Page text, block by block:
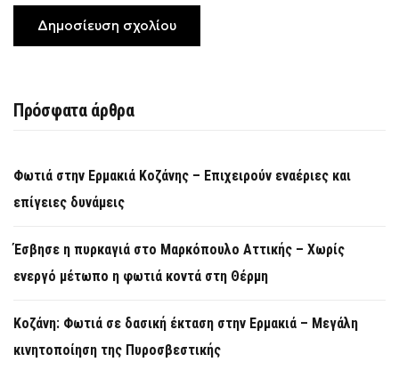
Πρόσφατα άρθρα
Φωτιά στην Ερμακιά Κοζάνης – Επιχειρούν εναέριες και
επίγειες δυνάμεις
Έσβησε η πυρκαγιά στο Μαρκόπουλο Αττικής – Χωρίς
ενεργό μέτωπο η φωτιά κοντά στη Θέρμη
Κοζάνη: Φωτιά σε δασική έκταση στην Ερμακιά – Μεγάλη
κινητοποίηση της Πυροσβεστικής